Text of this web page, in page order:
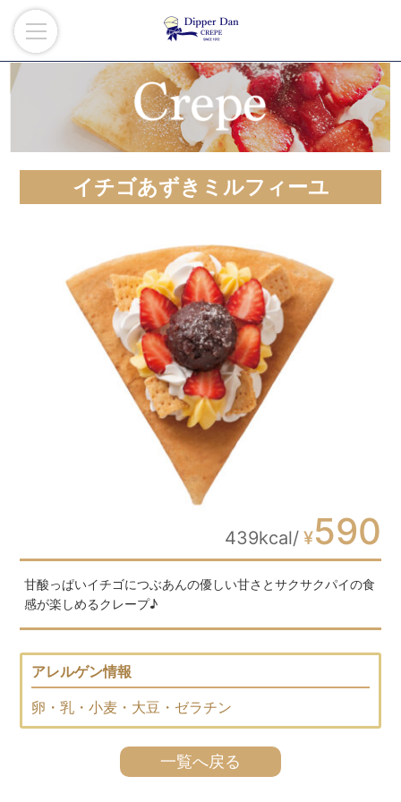
イチゴあずきミルフィーユ
439kcal/ ¥590
甘酸っぱいイチゴにつぶあんの優しい甘さとサクサクパイの食
感が楽しめるクレープ♪
アレルゲン情報
卵・乳・小麦・大豆・ゼラチン
一覧へ戻る